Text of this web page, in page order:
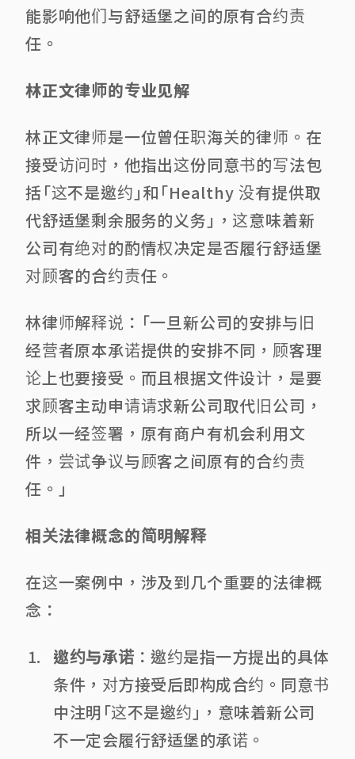
能影响他们与舒适堡之间的原有合约责
任。
林正文律师的专业见解
林正文律师是一位曾任职海关的律师。在
接受访问时，他指出这份同意书的写法包
括「这不是邀约」和「Healthy 没有提供取
代舒适堡剩余服务的义务」，这意味着新
公司有绝对的酌情权决定是否履行舒适堡
对顾客的合约责任。
林律师解释说：「一旦新公司的安排与旧
经营者原本承诺提供的安排不同，顾客理
论上也要接受。而且根据文件设计，是要
求顾客主动申请请求新公司取代旧公司，
所以一经签署，原有商户有机会利用文
件，尝试争议与顾客之间原有的合约责
任。」
相关法律概念的简明解释
在这一案例中，涉及到几个重要的法律概
念：
邀约与承诺 ：邀约是指一方提出的具体
条件，对方接受后即构成合约。同意书
中注明「这不是邀约」，意味着新公司
不一定会履行舒适堡的承诺。